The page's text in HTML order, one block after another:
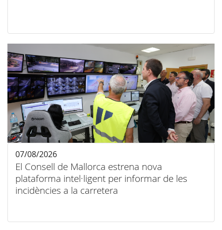
El Consell de Mallorca estrena nova
plataforma intel·ligent per informar de les
incidències a la carretera
07/08/2026